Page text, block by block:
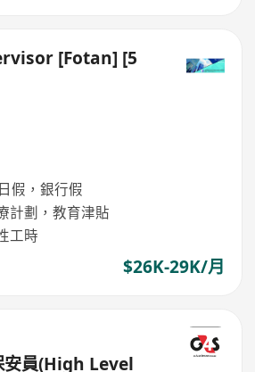
[Fotan] [5
假，銀行假
計劃，教育津貼
工時
$26K-29K/月
安員(High Level